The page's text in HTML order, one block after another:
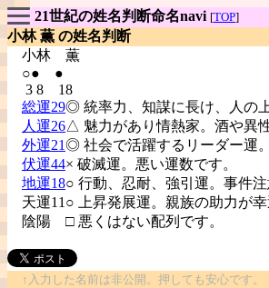
21世紀の姓名判断命名navi [TOP]
小林 薫 の姓名判断
小林 薫
○● ●
3 8 18
総運29◎ 統率力、知謀に長け、人の
人運26△ 魅力があり情熱家。酒や異
外運21◎ 社会で活躍するリーダー運
伏運44× 破滅運。悪い運数です。
地運18○ 行動、忍耐、強引運。事件注
天運11○ 上昇発展運。親族の助力が幸
陰陽 □ 悪くはない配列です。
↑入力した名前は非公開。押しても安心です。